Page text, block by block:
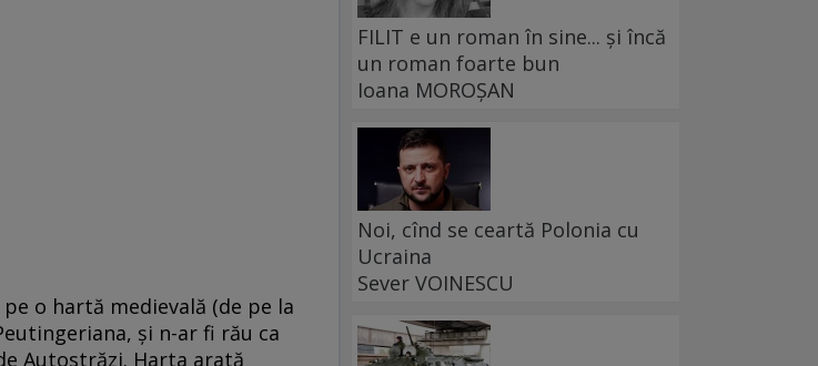
o hartă medievală (de pe la
și n-ar fi rău ca
Autostrăzi. Harta arată
FILIT e un roman în sine... și încă
un roman foarte bun
Ioana MOROȘAN
Noi, cînd se ceartă Polonia cu
Ucraina
Sever VOINESCU